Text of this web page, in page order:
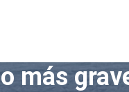
más